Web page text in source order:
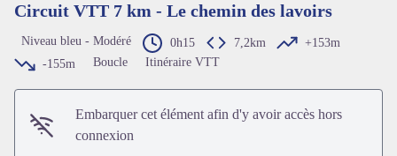
Circuit VTT 7 km - Le chemin des lavoirs
Niveau bleu - Modéré 0h15 7,2km
+153m
-155m
Boucle Itinéraire VTT
Embarquer cet élément afin d'y avoir accès hors
connexion